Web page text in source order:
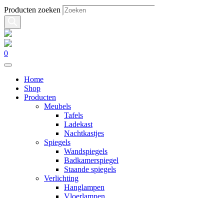
Producten zoeken
0
Home
Shop
Producten
Meubels
Tafels
Ladekast
Nachtkastjes
Spiegels
Wandspiegels
Badkamerspiegel
Staande spiegels
Verlichting
Hanglampen
Vloerlampen